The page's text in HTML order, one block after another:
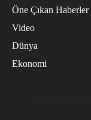
Öne Çıkan Haberler
Video
Dünya
Ekonomi